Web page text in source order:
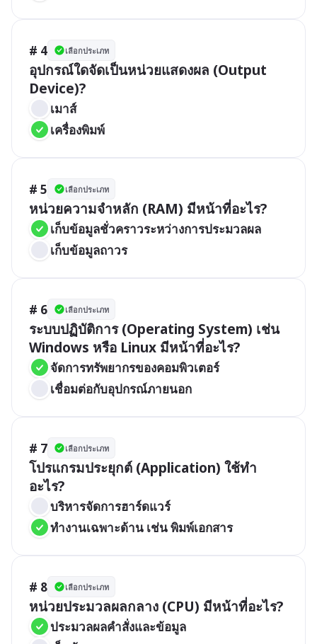
# 4 เลือกประเภท
อุปกรณ์ใดจัดเป็นหน่วยแสดงผล (Output
Device)?
เมาส์
เครื่องพิมพ์
# 5 เลือกประเภท
หน่วยความจำหลัก (RAM) มีหน้าที่อะไร?
เก็บข้อมูลชั่วคราวระหว่างการประมวลผล
เก็บข้อมูลถาวร
# 6 เลือกประเภท
ระบบปฏิบัติการ (Operating System) เช่น
Windows หรือ Linux มีหน้าที่อะไร?
จัดการทรัพยากรของคอมพิวเตอร์
เชื่อมต่อกับอุปกรณ์ภายนอก
# 7 เลือกประเภท
โปรแกรมประยุกต์ (Application) ใช้ทำ
อะไร?
บริหารจัดการฮาร์ดแวร์
ทำงานเฉพาะด้าน เช่น พิมพ์เอกสาร
# 8 เลือกประเภท
หน่วยประมวลผลกลาง (CPU) มีหน้าที่อะไร?
ประมวลผลคำสั่งและข้อมูล